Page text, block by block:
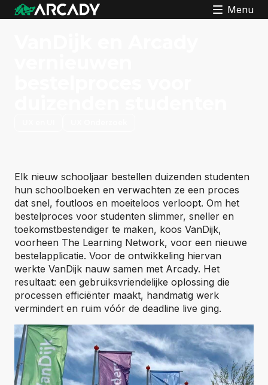
Menu
Elk nieuw schooljaar bestellen duizenden studenten
hun schoolboeken en verwachten ze een proces
dat snel, foutloos en moeiteloos verloopt. Om het
bestelproces voor studenten slimmer, sneller en
toekomstbestendiger te maken, koos VanDijk,
voorheen The Learning Network, voor een nieuwe
bestelapplicatie. Voor de ontwikkeling hiervan
werkte VanDijk nauw samen met Arcady. Het
resultaat: een gebruiksvriendelijke oplossing die
processen efficiënter maakt, handmatig werk
vermindert en ruim vóór de deadline live ging.